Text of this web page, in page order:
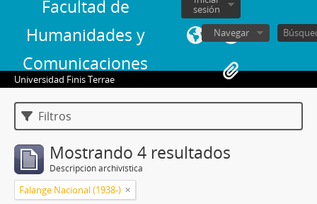
Facultad de
Humanidades y
Comunicaciones
sesión
Navegar
Universidad Finis Terrae
Filtros
Mostrando 4 resultados
Descripción archivística
Falange Nacional (1938-)